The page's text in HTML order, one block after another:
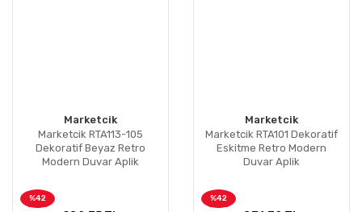
Marketcik
Marketcik RTA113-105
Dekoratif Beyaz Retro
Modern Duvar Aplik
%42
Marketcik
Marketcik RTA101 Dekoratif
Eskitme Retro Modern
Duvar Aplik
%42